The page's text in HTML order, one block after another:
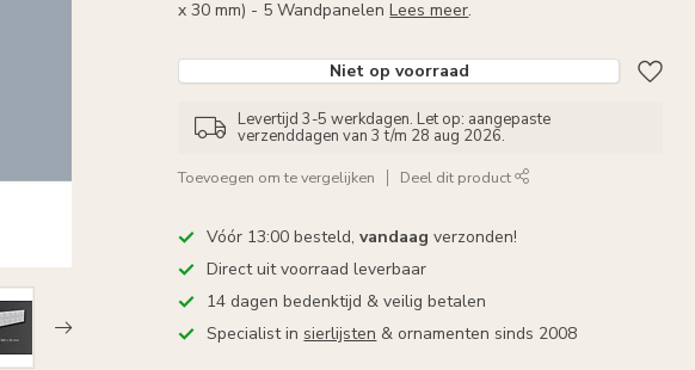
x 30 mm) - 5 WandpanelenLees meer.
Niet op voorraad
Levertijd 3-5 werkdagen. Let op: aangepaste
verzenddagen van 3 t/m 28 aug 2026.
Toevoegen om te vergelijken Deel dit product
Vóór 13:00 besteld,vandaag verzonden!
Direct uit voorraad leverbaar
14 dagen bedenktijd & veilig betalen
Specialist in sierlijsten & ornamenten sinds 2008